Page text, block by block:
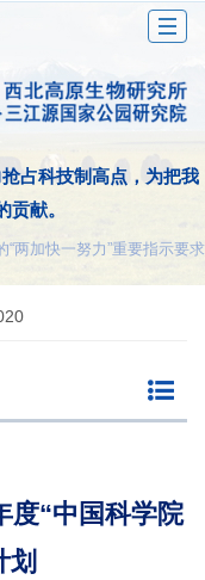
占科技制高点，为把我
献。
两加快一努力”重要指示要求
度“中国科学院
划